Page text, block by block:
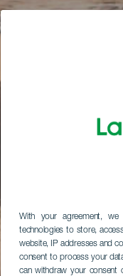
With your agreement,
technologies to store,
website, IP addresses and
consent to process your
can withdraw your consent